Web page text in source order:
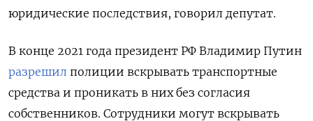
юридические последствия, говорил депутат.
В конце 2021 года президент РФ Владимир Путин
разрешил полиции вскрывать транспортные
средства и проникать в них без согласия
собственников. Сотрудники могут вскрывать